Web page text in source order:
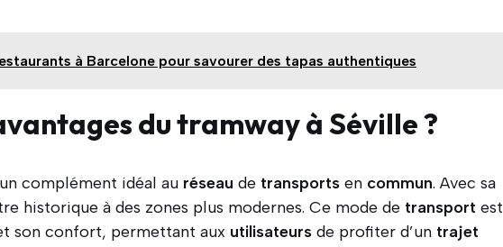
à Barcelone pour savourer des tapas authentiques
du tramway à Séville ?
complément idéal au réseau de transports en commun. Avec sa
historique à des zones plus modernes. Ce mode de transport est
son confort, permettant aux utilisateurs de profiter d’un trajet